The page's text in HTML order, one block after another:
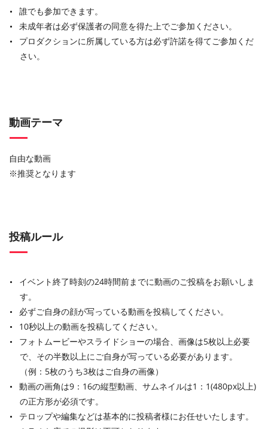
誰でも参加できます。
未成年者は必ず保護者の同意を得た上でご参加ください。
プロダクションに所属している方は必ず許諾を得てご参加くだ
さい。
動画テーマ
自由な動画
※推奨となります
投稿ルール
イベント終了時刻の24時間前までに動画のご投稿をお願いしま
す。
必ずご自身の顔が写っている動画を投稿してください。
10秒以上の動画を投稿してください。
フォトムービーやスライドショーの場合、画像は5枚以上必要
で、その半数以上にご自身が写っている必要があります。
（例：5枚のうち3枚はご自身の画像）
動画の画角は9：16の縦型動画、サムネイルは1：1(480px以上)
の正方形が必須です。
テロップや編集などは基本的に投稿者様にお任せいたします。